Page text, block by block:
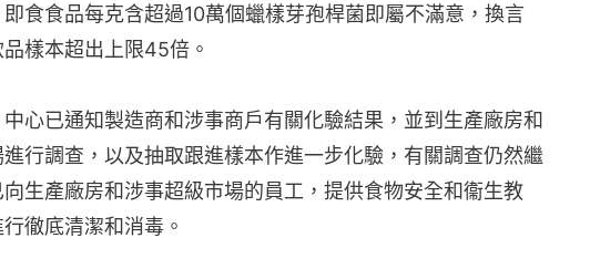
食食品每克含超過10萬個蠟樣芽孢桿菌即屬不滿意，換言
樣本超出上限45倍。
心已通知製造商和涉事商戶有關化驗結果，並到生產廠房和
行調查，以及抽取跟進樣本作進一步化驗，有關調查仍然繼
生產廠房和涉事超級市場的員工，提供食物安全和衞生教
徹底清潔和消毒。